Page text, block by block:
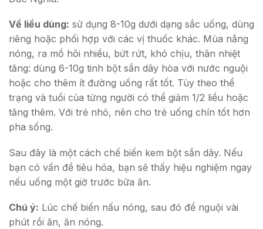
Về liều dùng: sử dụng 8-10g dưới dạng sắc uống, dùng
riêng hoặc phối hợp với các vị thuốc khác. Mùa nắng
nóng, ra mồ hôi nhiều, bứt rứt, khó chịu, thân nhiệt
tăng: dùng 6-10g tinh bột sắn dây hòa với nước nguội
hoặc cho thêm ít đường uống rất tốt. Tùy theo thể
trạng và tuổi của từng người có thể giảm 1/2 liều hoặc
tăng thêm. Với trẻ nhỏ, nên cho trẻ uống chín tốt hơn
pha sống.
Sau đây là một cách chế biến kem bột sắn dây. Nếu
bạn có vấn đề tiêu hóa, bạn sẽ thấy hiệu nghiệm ngay
nếu uống một giờ trước bữa ăn.
Chú ý: Lúc chế biến nấu nóng, sau đó để nguội vài
phút rồi ăn, ăn nóng.